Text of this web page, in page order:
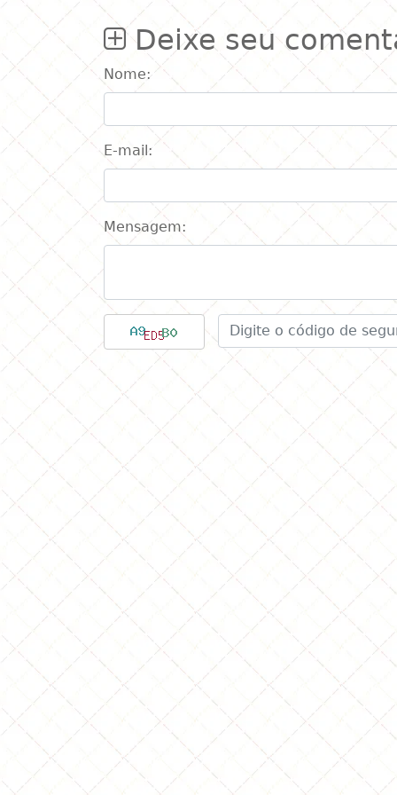
Borboletas
Deixe seu
Nome:
E-mail:
Mensagem: